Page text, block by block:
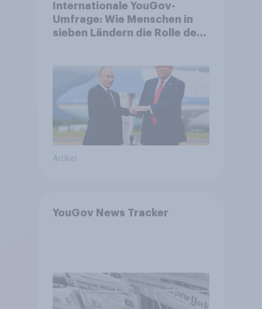
Internationale YouGov-
Umfrage: Wie Menschen in
sieben Ländern die Rolle der
Bedrohungen und Bündnisse
bewerten
Artikel
YouGov News Tracker